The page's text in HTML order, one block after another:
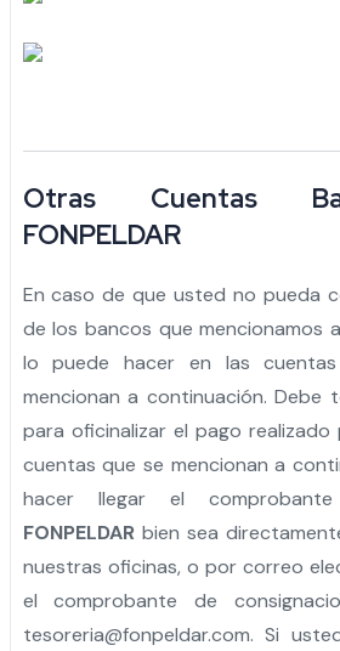
Otras Cuentas
FONPELDAR
En caso de que usted no pueda
de los bancos que mencionamos
lo puede hacer en las
mencionan a continuación. Debe
para oficinalizar el pago
cuentas que se mencionan a
hacer llegar el
FONPELDARbien sea
nuestras oficinas, o por correo
el comprobante de
tesoreria@fonpeldar.com. Si